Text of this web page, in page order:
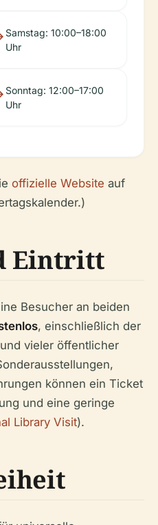
Samstag: 10:00–18:00
Uhr
Sonntag: 12:00–17:00
Uhr
offizielle Website auf
Eintritt
Besucher an beiden
, einschließlich der
vieler öffentlicher
können ein Ticket
und eine geringe
Library Visit).